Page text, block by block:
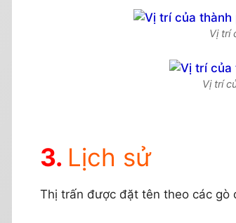
Vị trí
Vị trí
Lịch sử
Thị trấn được đặt tên theo các